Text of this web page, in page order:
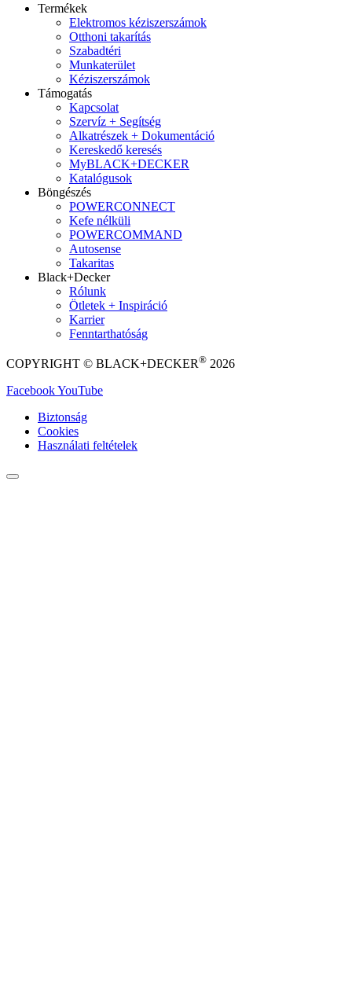
Termékek
Elektromos kéziszerszámok
Otthoni takarítás
Szabadtéri
Munkaterület
Kéziszerszámok
Támogatás
Kapcsolat
Szervíz + Segítség
Alkatrészek + Dokumentáció
Kereskedő keresés
MyBLACK+DECKER
Katalógusok
Böngészés
POWERCONNECT
Kefe nélküli
POWERCOMMAND
Autosense
Takaritas
Black+Decker
Rólunk
Ötletek + Inspiráció
Karrier
Fenntarthatóság
COPYRIGHT © BLACK+DECKER® 2026
FacebookYouTube
Biztonság
Cookies
Használati feltételek